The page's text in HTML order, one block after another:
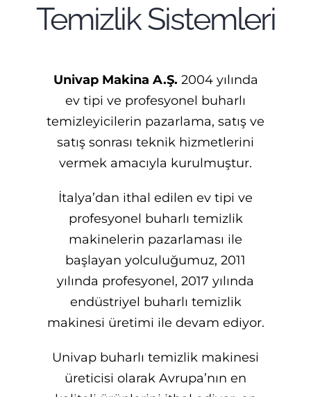
Temizlik Sistemleri
Univap Makina A.Ş. 2004 yılında
ev tipi ve profesyonel buharlı
temizleyicilerin pazarlama, satış ve
satış sonrası teknik hizmetlerini
vermek amacıyla kurulmuştur.
İtalya’dan ithal edilen ev tipi ve
profesyonel buharlı temizlik
makinelerin pazarlaması ile
başlayan yolculuğumuz, 2011
yılında profesyonel, 2017 yılında
endüstriyel buharlı temizlik
makinesi üretimi ile devam ediyor.
Univap buharlı temizlik makinesi
üreticisi olarak Avrupa’nın en